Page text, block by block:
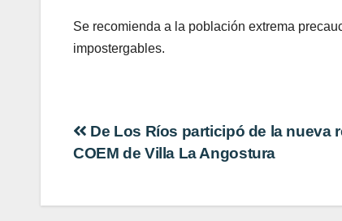
Se recomienda a la población extrema
impostergables.
Navegación
entradas
De Los Ríos participó de la nueva
COEM de Villa La Angostura